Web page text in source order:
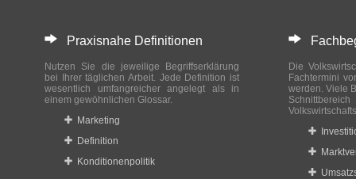
Praxisnahe Definitionen
Nutzen Sie die jeweilige Begriffserklärung
bei Ihrer täglichen Arbeit. Jede Definition ist
wesentlich umfangreicher angelegt als in
einem gewöhnlichen Glossar.
Marketing
Definition
Konditionenpolitik
Die
Fachtermini
werden. Viele